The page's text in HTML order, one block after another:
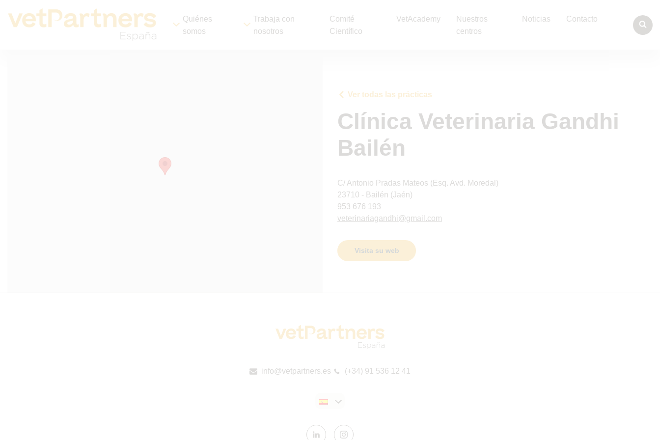
Quiénes
somos
Trabaja con
nosotros
Comité
Científico
VetAcademy
Nuestros
centros
Noticias Contacto
Ver todas las prácticas
Clínica Veterinaria Gandhi
Bailén
C/ Antonio Pradas Mateos (Esq. Avd. Moredal)
23710 - Bailén (Jaén)
953 676 193
veterinariagandhi@gmail.com
Visita su web
info@vetpartners.es (+34) 91 536 12 41